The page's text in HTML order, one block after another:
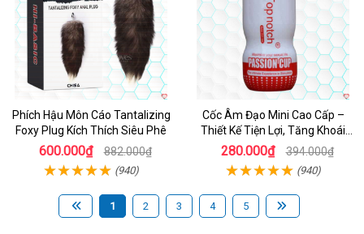
Phích Hậu Môn Cáo Tantalizing
Foxy Plug Kích Thích Siêu Phê
600.000₫ 882.000₫
(940)
Cốc Âm Đạo Mini Cao Cấp –
Thiết Kế Tiện Lợi, Tăng Khoái
Cảm
280.000₫ 394.000₫
(940)
1 2 3 4 5